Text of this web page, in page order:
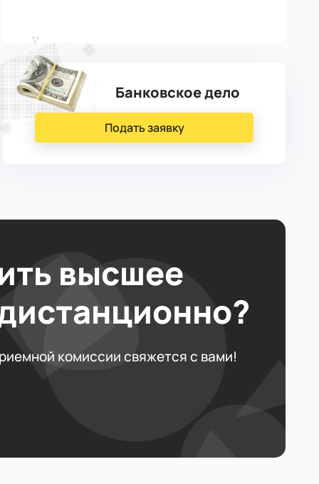
Банковское дело
Подать заявку
высшее
комиссии свяжется с вами!